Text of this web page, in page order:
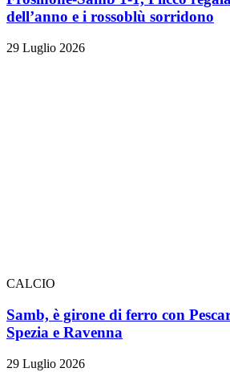
dell’anno e i rossoblù sorridono
29 Luglio 2026
CALCIO
Samb, è girone di ferro con
Spezia e Ravenna
29 Luglio 2026